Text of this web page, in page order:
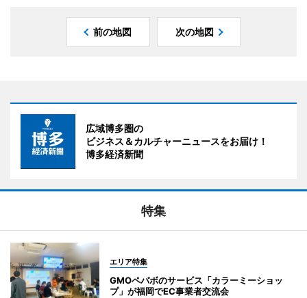
前の地図 次の地図
広域博多圏の
ビジネス＆カルチャーニュースをお届け！
博多経済新聞
特集
エリア特集
GMOペパボのサービス「カラーミーショッ
プ」が福岡でEC事業者交流会